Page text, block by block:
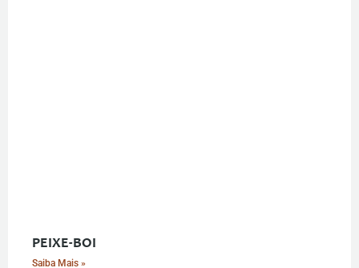
PEIXE-BOI
Saiba Mais »